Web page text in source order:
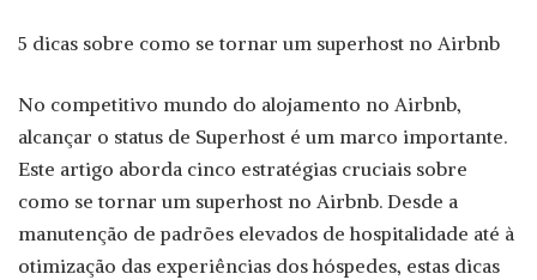
5 dicas sobre como se tornar um superhost no Airbnb
No competitivo mundo do alojamento no Airbnb,
alcançar o status de Superhost é um marco importante.
Este artigo aborda cinco estratégias cruciais sobre
como se tornar um superhost no Airbnb. Desde a
manutenção de padrões elevados de hospitalidade até à
otimização das experiências dos hóspedes, estas dicas